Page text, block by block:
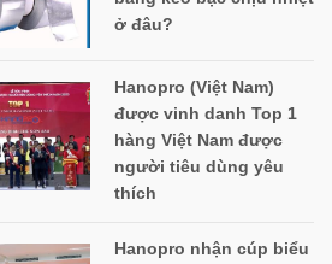
ở đâu?
Hanopro (Việt Nam)
được vinh danh Top 1
hàng Việt Nam được
người tiêu dùng yêu
thích
Hanopro nhận cúp biểu